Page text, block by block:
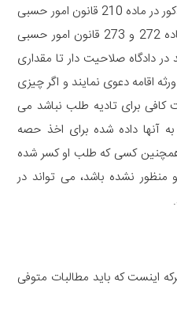
واقع شده یا اینکه در موعد مقرر مذکور در ماده 210 قانون امور حسبی
خود را معرفی نکرده اند، مطابق ماده 272 و 273 قانون امور حسبی
دادگاه صلاحیت دار تا مقداری
اقامه دعوی نمایند و اگر چیزی
کافی برای تادیه طلب نباشد می
به آنها داده شده برای اخذ حصه
همچنین کسی که طلب او کسر شده
نشده باشد، می تواند در
اینست که باید مطالبات متوفی